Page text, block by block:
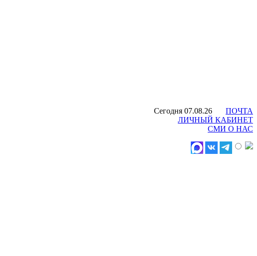
Сегодня 07.08.26
ПОЧТА
ЛИЧНЫЙ КАБИНЕТ
СМИ О НАС